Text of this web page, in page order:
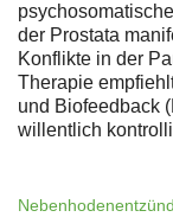
der Prostata
Konflikte in der
Therapie
und Biofeedback
willentlich